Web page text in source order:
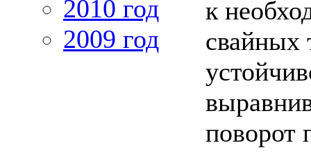
2010 год
2009 год
к
свайных
поворот